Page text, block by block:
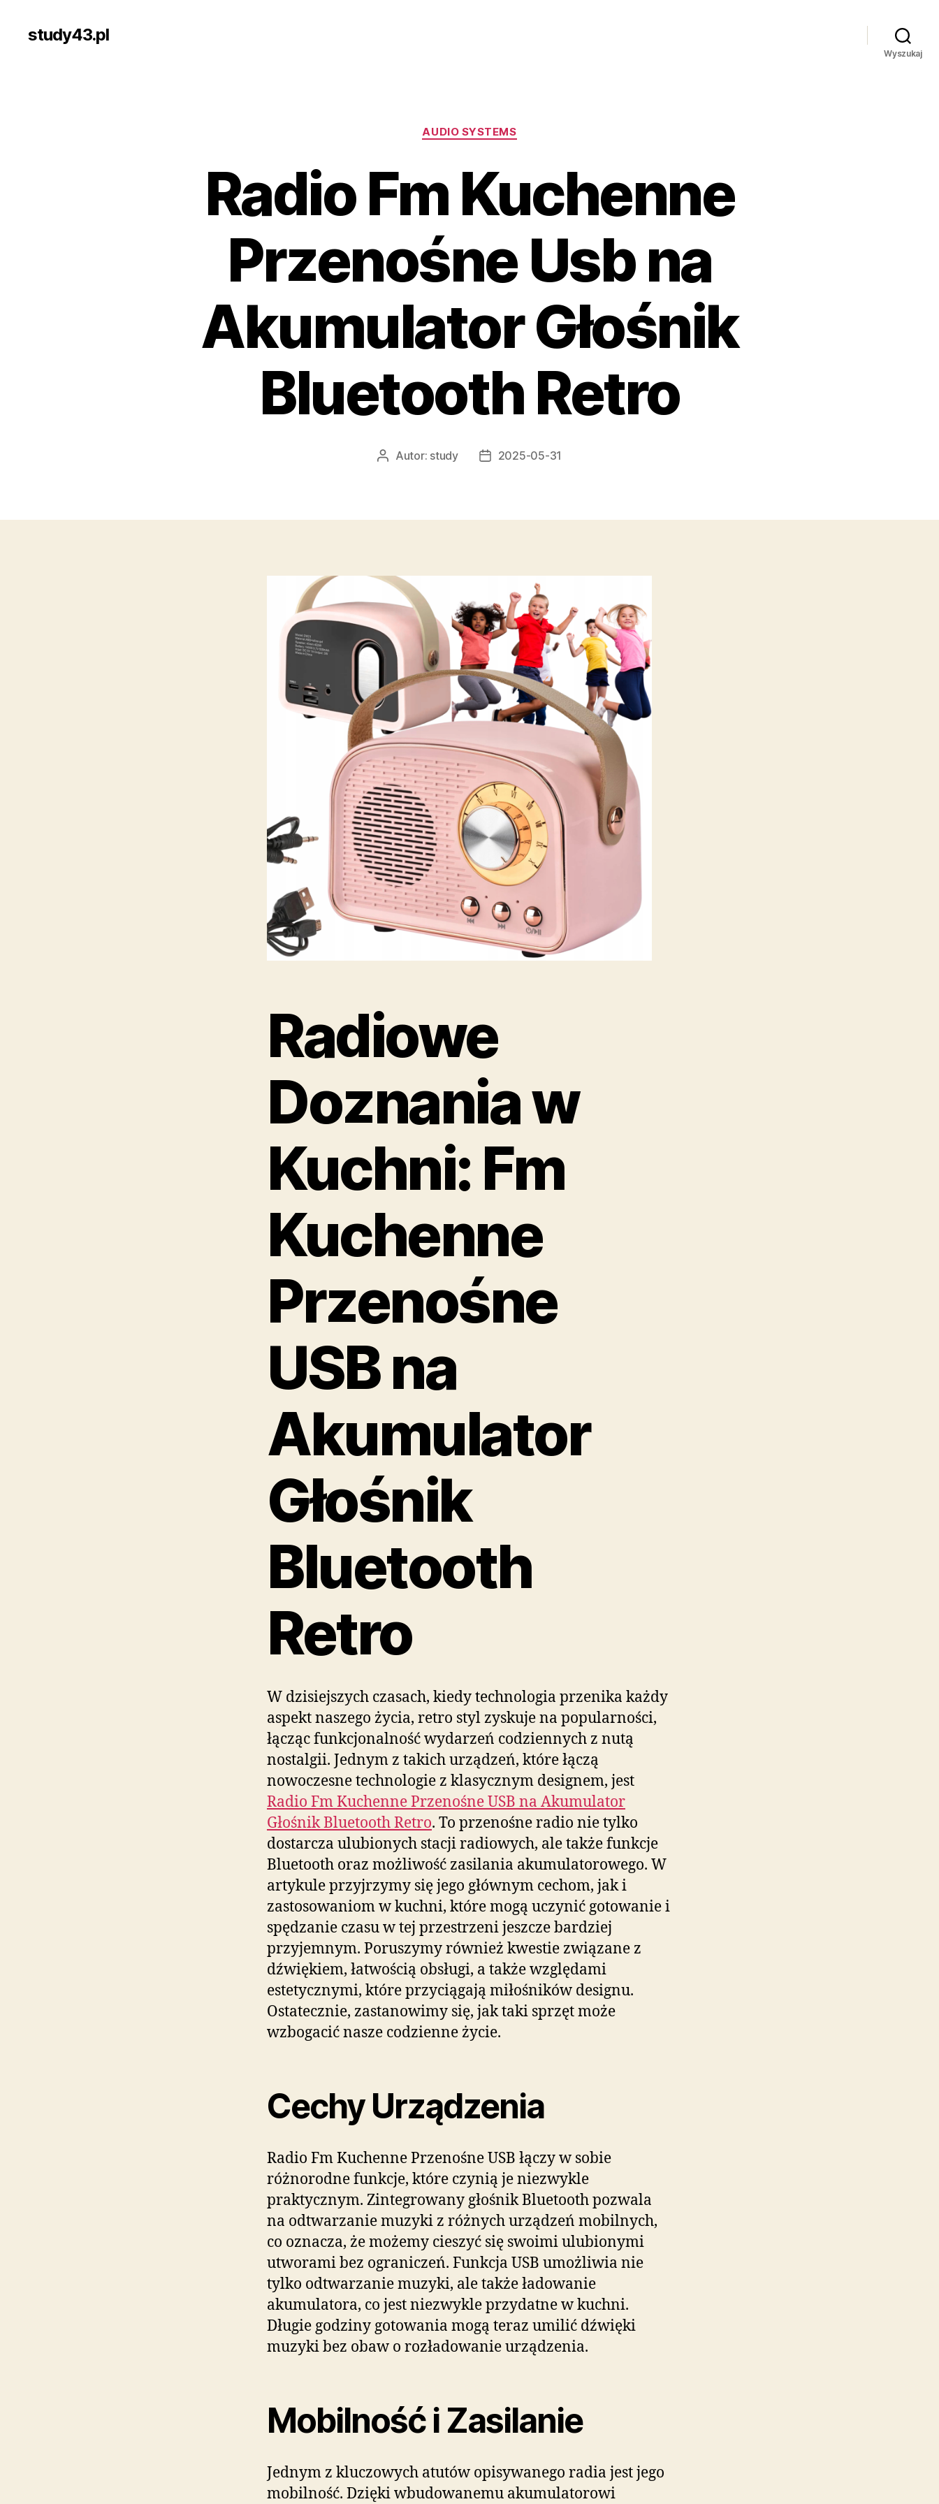
study43.pl
Wyszukaj
Kategorie
AUDIO SYSTEMS
Radio Fm Kuchenne
Przenośne Usb na
Akumulator Głośnik
Bluetooth Retro
AutorAutor: study
Data2025-05-31
Radiowe
Doznania w
Kuchni: Fm
Kuchenne
Przenośne
USB na
Akumulator
Głośnik
Bluetooth
Retro
W dzisiejszych czasach, kiedy technologia przenika każdy
aspekt naszego życia, retro styl zyskuje na popularności,
łącząc funkcjonalność wydarzeń codziennych z nutą
nostalgii. Jednym z takich urządzeń, które łączą
nowoczesne technologie z klasycznym designem, jest
Radio Fm Kuchenne Przenośne USB na Akumulator
Głośnik Bluetooth Retro. To przenośne radio nie tylko
dostarcza ulubionych stacji radiowych, ale także funkcje
Bluetooth oraz możliwość zasilania akumulatorowego. W
artykule przyjrzymy się jego głównym cechom, jak i
zastosowaniom w kuchni, które mogą uczynić gotowanie i
spędzanie czasu w tej przestrzeni jeszcze bardziej
przyjemnym. Poruszymy również kwestie związane z
dźwiękiem, łatwością obsługi, a także względami
estetycznymi, które przyciągają miłośników designu.
Ostatecznie, zastanowimy się, jak taki sprzęt może
wzbogacić nasze codzienne życie.
Cechy Urządzenia
Radio Fm Kuchenne Przenośne USB łączy w sobie
różnorodne funkcje, które czynią je niezwykle
praktycznym. Zintegrowany głośnik Bluetooth pozwala
na odtwarzanie muzyki z różnych urządzeń mobilnych,
co oznacza, że możemy cieszyć się swoimi ulubionymi
utworami bez ograniczeń. Funkcja USB umożliwia nie
tylko odtwarzanie muzyki, ale także ładowanie
akumulatora, co jest niezwykle przydatne w kuchni.
Długie godziny gotowania mogą teraz umilić dźwięki
muzyki bez obaw o rozładowanie urządzenia.
Mobilność i Zasilanie
Jednym z kluczowych atutów opisywanego radia jest jego
mobilność. Dzięki wbudowanemu akumulatorowi